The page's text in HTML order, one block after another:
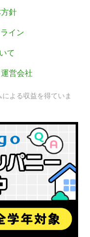
針
イン
て
運営会社
よる収益を得ていま